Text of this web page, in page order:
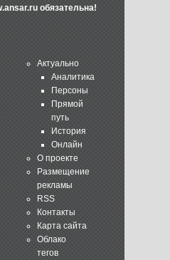
обязательна!
Актуально
Аналитика
Персоны
Прямой
путь
История
Онлайн
О проекте
Размещение
рекламы
RSS
Контакты
Карта сайта
Облако
тегов